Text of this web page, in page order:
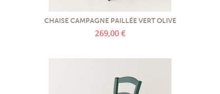
CHAISE CAMPAGNE PAILLÉE VERT OLIVE
269,00 €